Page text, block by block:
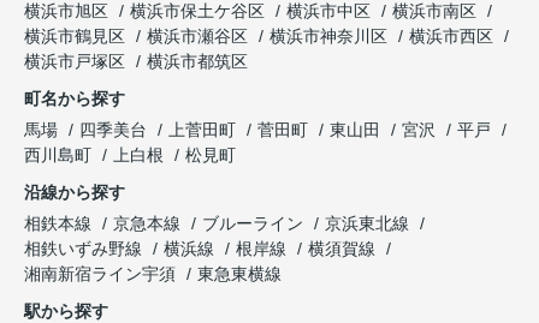
横浜市旭区
横浜市保土ケ谷区 横浜市中区
横浜市南区
横浜市鶴見区
横浜市瀬谷区 横浜市神奈川区
横浜市西区
横浜市戸塚区
横浜市都筑区
町名から探す
馬場
四季美台 上菅田町 菅田町 東山田 宮沢
平戸
西川島町
上白根
松見町
沿線から探す
相鉄本線
京急本線 ブルーライン
京浜東北線
相鉄いずみ野線
横浜線 根岸線
横須賀線
湘南新宿ライン宇須
東急東横線
駅から探す